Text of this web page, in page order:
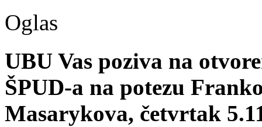
Oglas
UBU Vas poziva na
ŠPUD-a na potezu
Masarykova, četvrtak